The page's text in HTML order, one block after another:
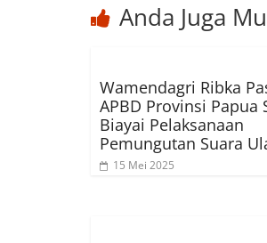
Anda Juga
Wamendagri Ribka
APBD Provinsi Papua
Biayai Pelaksanaan
Pemungutan Suara
15 Mei 2025